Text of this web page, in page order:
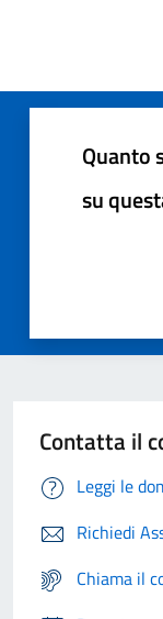
Quanto
su
Contatta il
Leggi le
Richiedi
Chiama il